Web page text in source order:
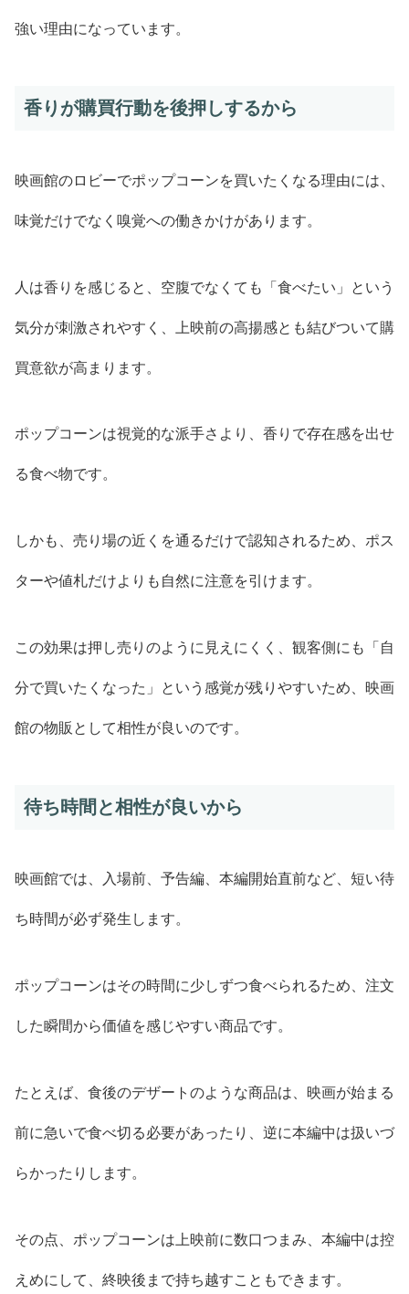
強い理由になっています。
香りが購買行動を後押しするから
映画館のロビーでポップコーンを買いたくなる理由には、
味覚だけでなく嗅覚への働きかけがあります。
人は香りを感じると、空腹でなくても「食べたい」という
気分が刺激されやすく、上映前の高揚感とも結びついて購
買意欲が高まります。
ポップコーンは視覚的な派手さより、香りで存在感を出せ
る食べ物です。
しかも、売り場の近くを通るだけで認知されるため、ポス
ターや値札だけよりも自然に注意を引けます。
この効果は押し売りのように見えにくく、観客側にも「自
分で買いたくなった」という感覚が残りやすいため、映画
館の物販として相性が良いのです。
待ち時間と相性が良いから
映画館では、入場前、予告編、本編開始直前など、短い待
ち時間が必ず発生します。
ポップコーンはその時間に少しずつ食べられるため、注文
した瞬間から価値を感じやすい商品です。
たとえば、食後のデザートのような商品は、映画が始まる
前に急いで食べ切る必要があったり、逆に本編中は扱いづ
らかったりします。
その点、ポップコーンは上映前に数口つまみ、本編中は控
えめにして、終映後まで持ち越すこともできます。